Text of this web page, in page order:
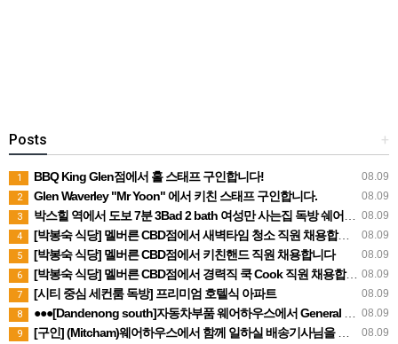
+
Posts
08.09
1 BBQ King Glen점에서 홀 스태프 구인합니다!
08.09
2 Glen Waverley "Mr Yoon" 에서 키친 스태프 구인합니다.
08.09
3 박스힐 역에서 도보 7분 3Bad 2 bath 여성만 사는집 독방 쉐어생 찾습니다 (280불 빌포함)
08.09
4 [박봉숙 식당] 멜버른 CBD점에서 새벽타임 청소 직원 채용합니다 (경력자 환영)
08.09
5 [박봉숙 식당] 멜버른 CBD점에서 키친핸드 직원 채용합니다
08.09
6 [박봉숙 식당] 멜버른 CBD점에서 경력직 쿡 Cook 직원 채용합니다
08.09
7 [시티 중심 세컨룸 독방] 프리미엄 호텔식 아파트
08.09
8 ●●●[Dandenong south]자동차부품 웨어하우스에서 General Hands ●파트타임 ●풀타임 (캐쥬얼)남성
08.09
9 [구인] (Mitcham)웨어하우스에서 함께 일하실 배송기사님을 구인중입니다